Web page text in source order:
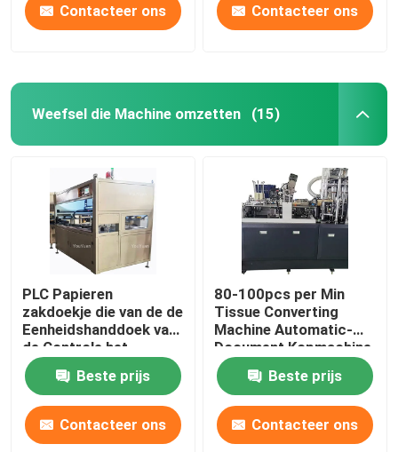
Contacteer ons Contacteer ons
Weefsel die Machine omzetten (15)
PLC Papieren
zakdoekje die van de de
Eenheidshanddoek van
de Controle het
Automatische
Overdracht Machine 5-
7 omzetten Logboeken
Beste prijs
Contacteer ons
80-100pcs per Min
Tissue Converting
Machine Automatic-
Document Kopmachine
8KW
Beste prijs
Contacteer ons